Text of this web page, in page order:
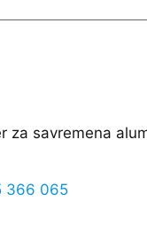
za savremena
366 065